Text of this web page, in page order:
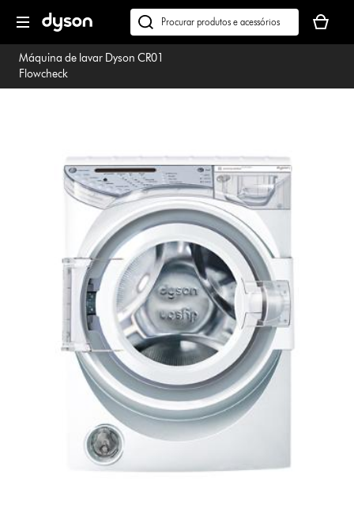
seguinte
Pesquisar
em
dyson.pt
seu
cesto
Máquina de lavar Dyson CR01
Flowcheck